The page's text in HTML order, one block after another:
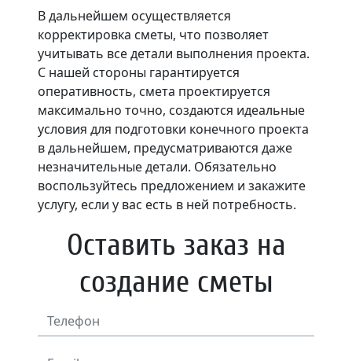
В дальнейшем осуществляется
корректировка сметы, что позволяет
учитывать все детали выполнения проекта.
С нашей стороны гарантируется
оперативность, смета проектируется
максимально точно, создаются идеальные
условия для подготовки конечного проекта
в дальнейшем, предусматриваются даже
незначительные детали. Обязательно
воспользуйтесь предложением и закажите
услугу, если у вас есть в ней потребность.
Оставить заказ на
создание сметы